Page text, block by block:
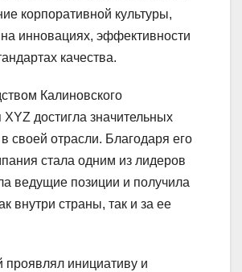
корпоративной культуры,
инновациях, эффективности
качества.
Калиновского
XYZ достигла значительных
в своей отрасли. Благодаря его
стала одним из лидеров
ведущие позиции и получила
внутри страны, так и за ее
проявлял инициативу и